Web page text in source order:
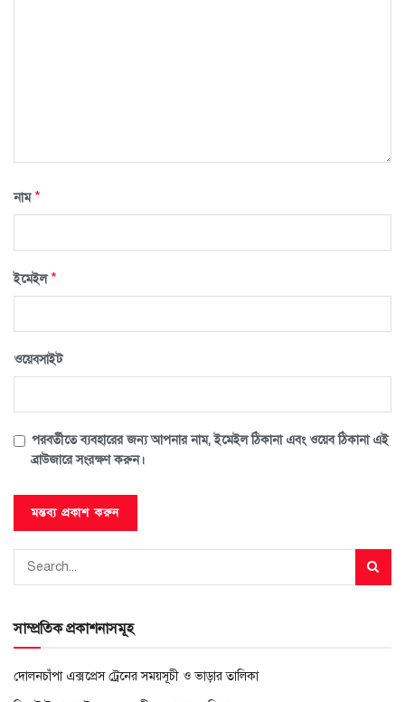
নাম*
ইমেইল*
ওয়েবসাইট
পরবর্তীতে ব্যবহারের জন্য আপনার নাম, ইমেইল ঠিকানা এবং ওয়েব ঠিকানা এই
ব্রাউজারে সংরক্ষণ করুন।
সাম্প্রতিক প্রকাশনাসমূহ
দোলনচাঁপা এক্সপ্রেস ট্রেনের সময়সূচী ও ভাড়ার তালিকা